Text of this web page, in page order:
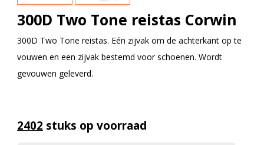
300D Two Tone reistas Corwin
300D Two Tone reistas. Eén zijvak om de achterkant op te
vouwen en een zijvak bestemd voor schoenen. Wordt
gevouwen geleverd.
2402 stuks op voorraad